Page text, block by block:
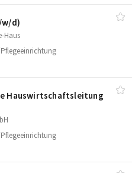
​d)
Haus
Hauswirtschaftsleitung